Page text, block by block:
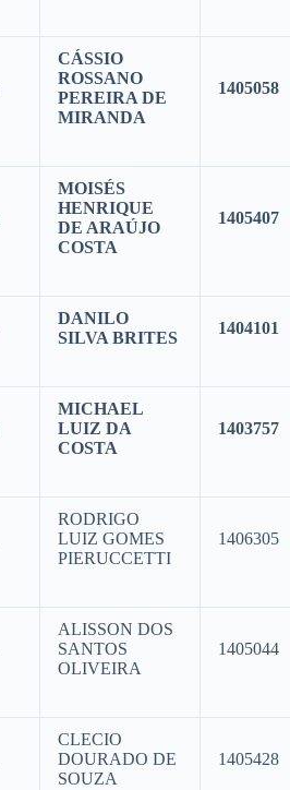
CÁSSIO
ROSSANO
PEREIRA DE
MIRANDA
1405058
MOISÉS
HENRIQUE
DE ARAÚJO
COSTA
1405407
DANILO
SILVA BRITES
1404101
MICHAEL
LUIZ DA
COSTA
1403757
RODRIGO
LUIZ GOMES
PIERUCCETTI
1406305
ALISSON DOS
SANTOS
OLIVEIRA
1405044
CLECIO
DOURADO DE
SOUZA
1405428